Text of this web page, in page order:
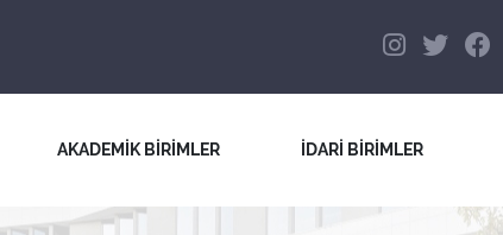
AKADEMİK BİRİMLER İDARİ BİRİMLER